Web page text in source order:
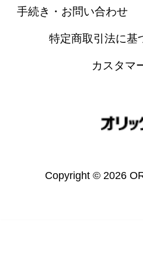
手続き・お問い合わせ
特定商取引法に基
カスタマ
Copyright © 2026